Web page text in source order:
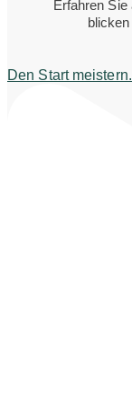
Erfahren
Den Start